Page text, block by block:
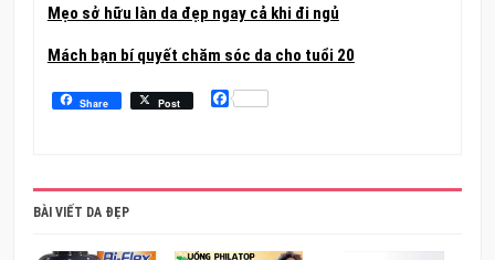
Mẹo sở hữu làn da đẹp ngay cả khi đi ngủ
Mách bạn bí quyết chăm sóc da cho tuổi 20
Share Post Facebook
BÀI VIẾT DA ĐẸP